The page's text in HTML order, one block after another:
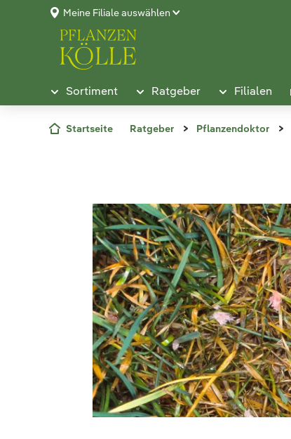
Meine Filiale auswählen
Sortiment Ratgeber Filialen
Startseite Ratgeber Pflanzendoktor